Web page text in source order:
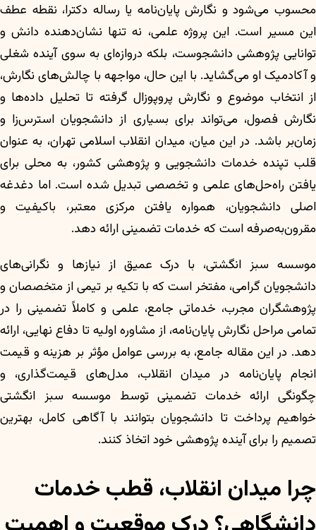
محسوب می‌شود و نگارش پایان‌نامه یا رساله دکترا، نقطه عطف
این مسیر است. این پروژه علمی، نه تنها نشان‌دهنده دانش و
توانایی پژوهشی دانشجوست، بلکه دروازه‌ای به سوی آینده شغلی
و آکادمیک او می‌گشاید. با این حال، مواجهه با چالش‌های نگارش،
از انتخاب موضوع و نگارش پروپوزال گرفته تا تحلیل داده‌ها و
نگارش فصول، می‌تواند برای بسیاری از دانشجویان استرس‌زا و
زمان‌بر باشد. در این میان، میدان انقلاب اسلامی تهران، به عنوان
قلب تپنده خدمات دانشجویی و پژوهشی کشور، به محلی برای
یافتن راه‌حل‌های علمی و تخصصی تبدیل شده است. اما دغدغه
اصلی دانشجویان، همواره یافتن مرکزی معتبر، باکیفیت و
مقرون‌به‌صرفه است که خدمات تضمینی ارائه دهد.
موسسه سبز انگشتی، با درک عمیق از نیازها و نگرانی‌های
دانشجویان گرامی، مفتخر است که با تکیه بر تیمی از متخصصان و
پژوهشگران مجرب، خدماتی جامع، علمی و کاملاً تضمینی را در
تمامی مراحل نگارش پایان‌نامه، از مشاوره اولیه تا دفاع نهایی، ارائه
دهد. در این مقاله جامع، به بررسی عوامل مؤثر بر هزینه و قیمت
انجام پایان‌نامه در میدان انقلاب، مدل‌های قیمت‌گذاری، و
چگونگی ارائه خدمات تضمینی توسط موسسه سبز انگشتی
خواهیم پرداخت تا دانشجویان بتوانند با آگاهی کامل، بهترین
تصمیم را برای آینده پژوهشی خود اتخاذ کنند.
چرا میدان انقلاب، قطب خدمات